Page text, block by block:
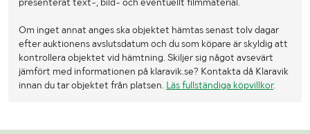
Om inget annat anges ska objektet hämtas senast tolv dagar
efter auktionens avslutsdatum och du som köpare är skyldig att
kontrollera objektet vid hämtning. Skiljer sig något avsevärt
jämfört med informationen på klaravik.se? Kontakta då Klaravik
innan du tar objektet från platsen. Läs fullständiga köpvillkor.